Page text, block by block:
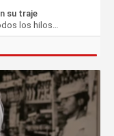
su traje
los hilos…